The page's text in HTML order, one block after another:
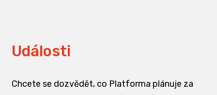
Události
Chcete se dozvědět, co Platforma plánuje za